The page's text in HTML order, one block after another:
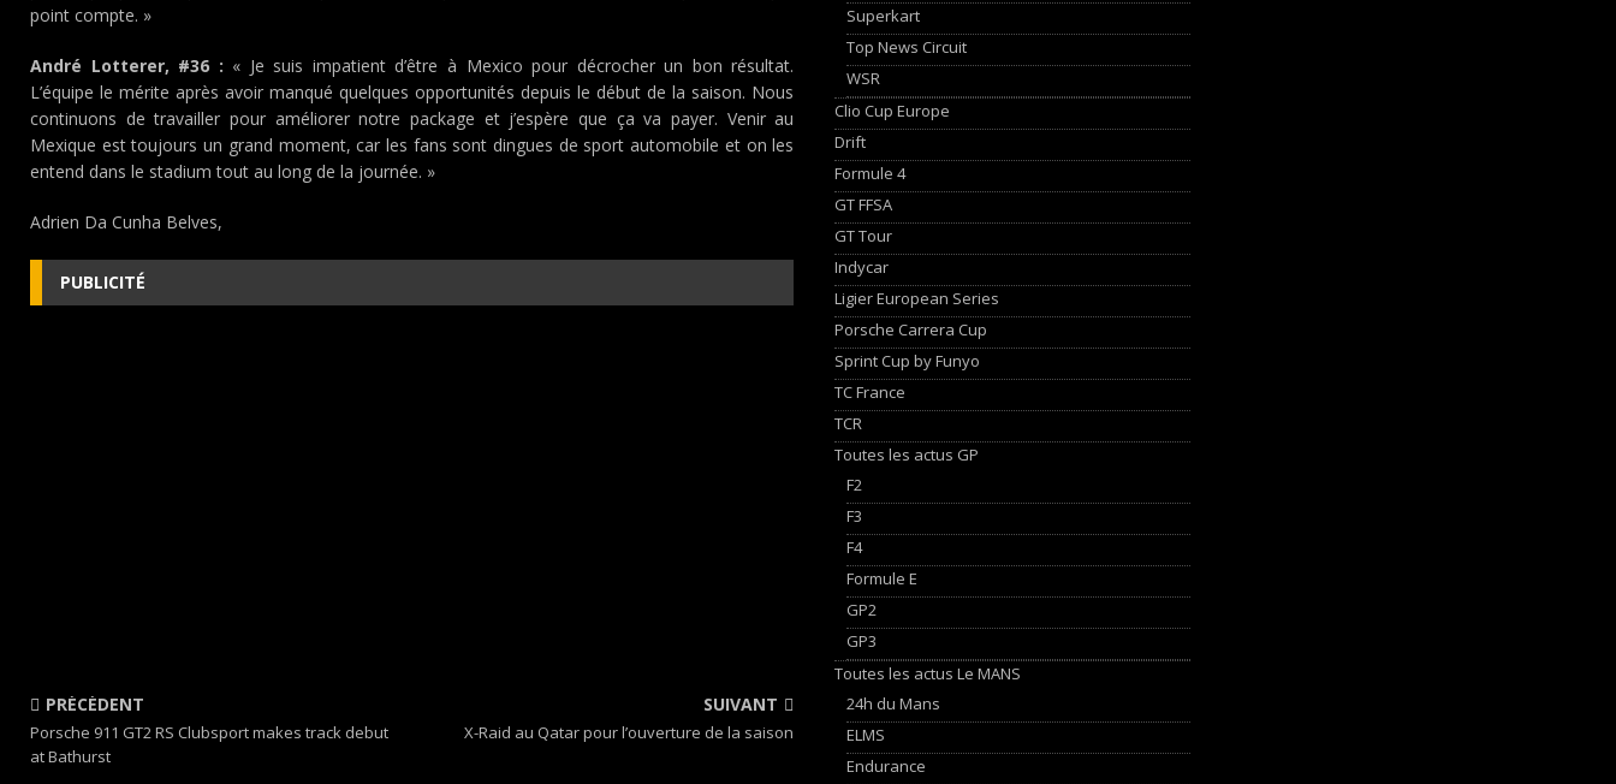
point compte. »
André Lotterer, #36 : « Je suis impatient d’être à Mexico pour décrocher un bon résultat.
L’équipe le mérite après avoir manqué quelques opportunités depuis le début de la saison. Nous
continuons de travailler pour améliorer notre package et j’espère que ça va payer. Venir au
Mexique est toujours un grand moment, car les fans sont dingues de sport automobile et on les
entend dans le stadium tout au long de la journée. »
Adrien Da Cunha Belves,
PUBLICITÉ
PRÉCÉDENT
Porsche 911 GT2 RS Clubsport makes track debut
at Bathurst
SUIVANT
X-Raid au Qatar pour l’ouverture de la saison
Superkart
Top News Circuit
WSR
Clio Cup Europe
Drift
Formule 4
GT FFSA
GT Tour
Indycar
Ligier European Series
Porsche Carrera Cup
Sprint Cup by Funyo
TC France
TCR
Toutes les actus GP
F2
F3
F4
Formule E
GP2
GP3
Toutes les actus Le MANS
24h du Mans
ELMS
Endurance